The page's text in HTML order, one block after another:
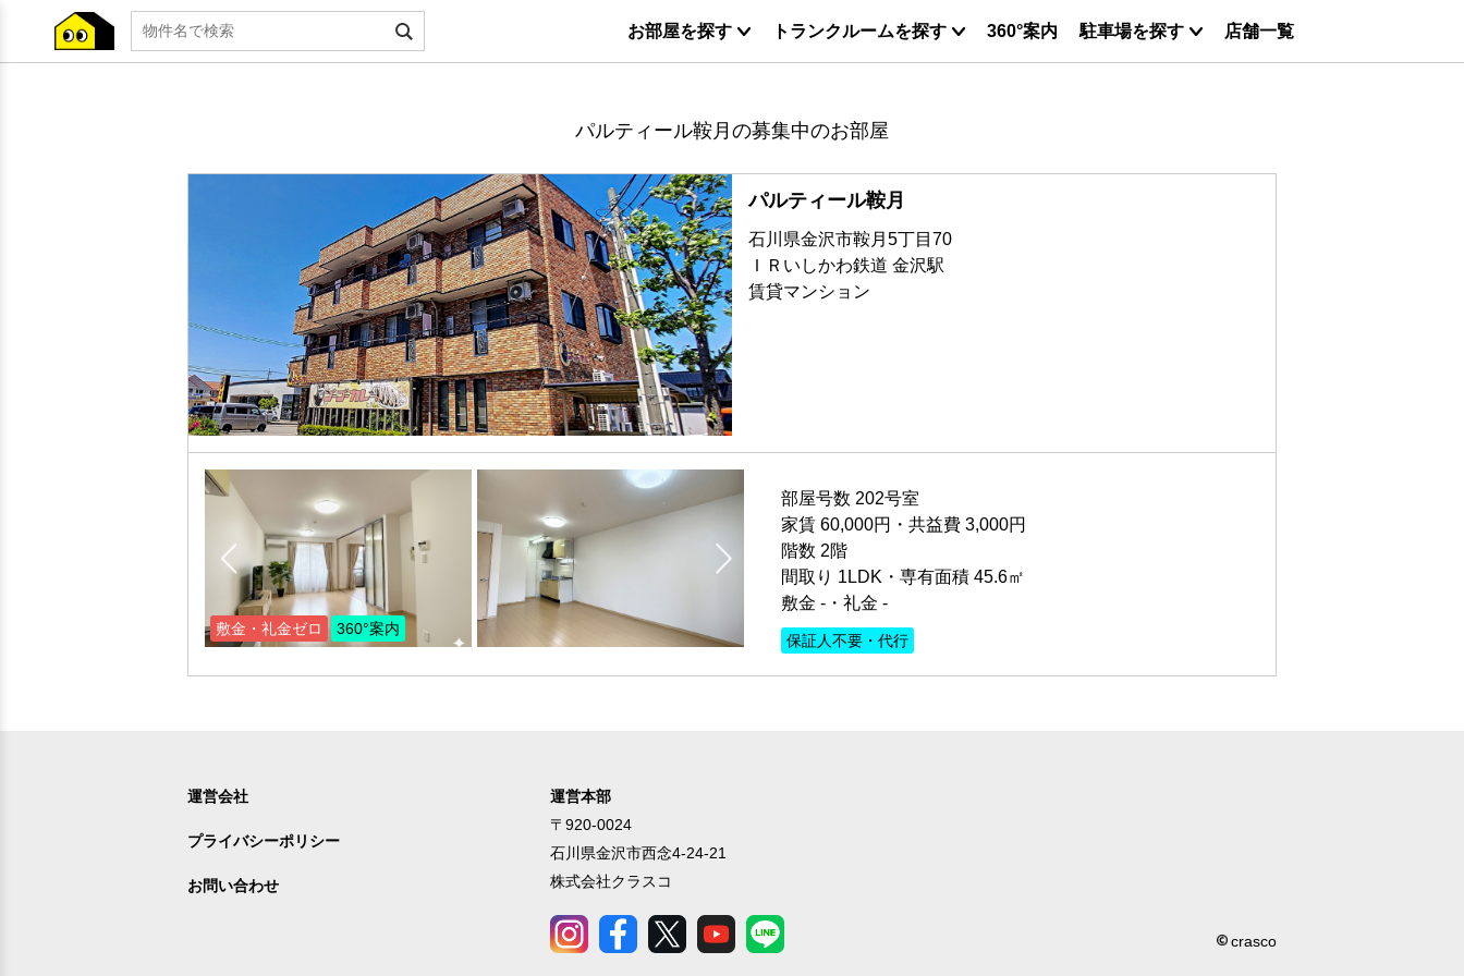
お部屋を探す トランクルームを探す 360°案内 駐車場を探す 店舗一覧
パルティール鞍月の募集中のお部屋
パルティール鞍月
石川県金沢市鞍月5丁目70
ＩＲいしかわ鉄道 金沢駅
賃貸マンション
敷金・礼金ゼロ 360°案内
部屋号数 202号室
家賃 60,000円・共益費 3,000円
階数 2階
間取り 1LDK・専有面積 45.6㎡
敷金 -・礼金 -
保証人不要・代行
運営会社
プライバシーポリシー
お問い合わせ
運営本部
〒920-0024
石川県金沢市西念4-24-21
株式会社クラスコ
crasco